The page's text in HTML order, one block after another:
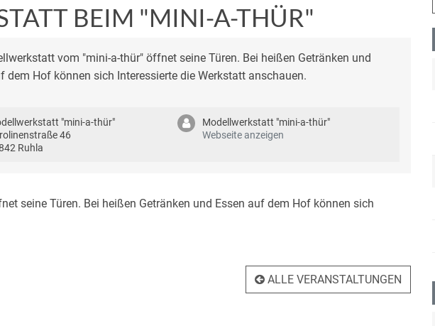
BEIM "MINI-A-THÜR"
vom "mini-a-thür" öffnet seine Türen. Bei heißen Getränken und
dem Hof können sich Interessierte die Werkstatt anschauen.
"mini-a-thür"
46
Ruhla
Modellwerkstatt "mini-a-thür"
Webseite anzeigen
seine Türen. Bei heißen Getränken und Essen auf dem Hof können sich
ALLE VERANSTALTUNGEN